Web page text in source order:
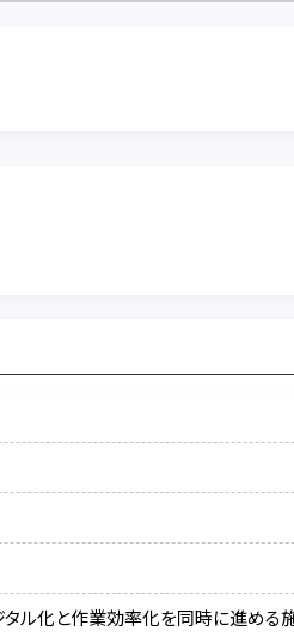
化と作業効率化を同時に進める施